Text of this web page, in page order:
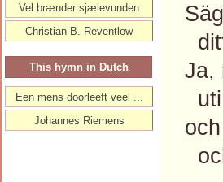
Ja,
Vel brænder sjælevunden
Christian B. Reventlow
This hymn in Dutch
Een mens doorleeft veel ...
Johannes Riemens